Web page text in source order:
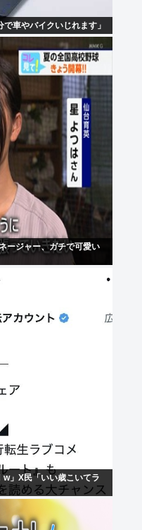
車やバイクいじれます」
ージャー、ガチで可愛い
」X民「いい歳こいてラ